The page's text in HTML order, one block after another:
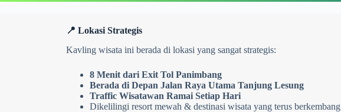
📍 Lokasi Strategis
Kavling wisata ini berada di lokasi yang sangat strategis:
8 Menit dari Exit Tol Panimbang
Berada di Depan Jalan Raya Utama Tanjung Lesung
Traffic Wisatawan Ramai Setiap Hari
Dikelilingi resort mewah & destinasi wisata yang terus berkembang